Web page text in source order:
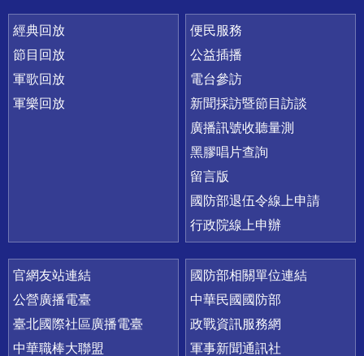
經典回放
節目回放
軍歌回放
軍樂回放
便民服務
公益插播
電台參訪
新聞採訪暨節目訪談
廣播訊號收聽量測
黑膠唱片查詢
留言版
國防部退伍令線上申請
行政院線上申辦
官網友站連結
公營廣播電臺
臺北國際社區廣播電臺
中華職棒大聯盟
國防部相關單位連結
中華民國國防部
政戰資訊服務網
軍事新聞通訊社